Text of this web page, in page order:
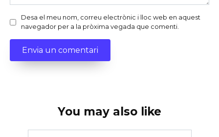
Desa el meu nom, correu electrònic i lloc web en aquest
navegador per a la pròxima vegada que comenti.
You may also like